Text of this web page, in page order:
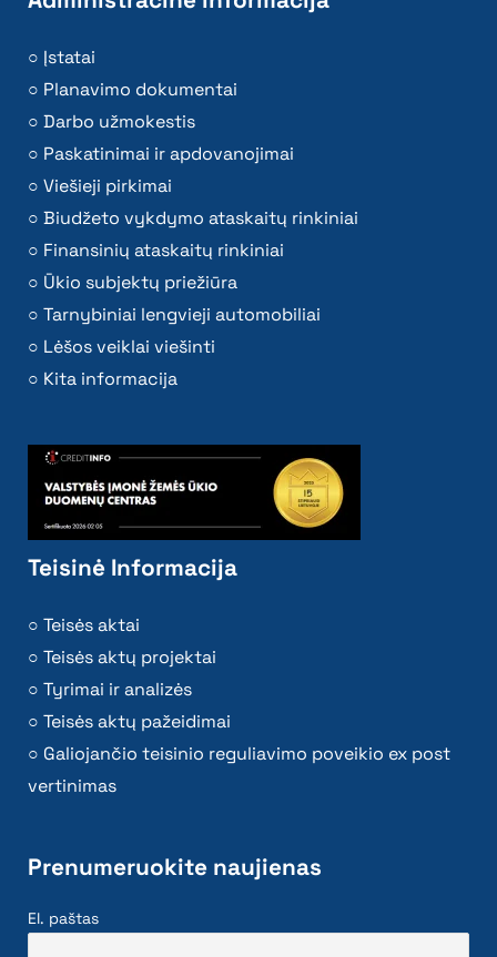
Įstatai
Planavimo dokumentai
Darbo užmokestis
Paskatinimai ir apdovanojimai
Viešieji pirkimai
Biudžeto vykdymo ataskaitų rinkiniai
Finansinių ataskaitų rinkiniai
Ūkio subjektų priežiūra
Tarnybiniai lengvieji automobiliai
Lėšos veiklai viešinti
Kita informacija
Teisinė Informacija
Teisės aktai
Teisės aktų projektai
Tyrimai ir analizės
Teisės aktų pažeidimai
Galiojančio teisinio reguliavimo poveikio ex post
vertinimas
Prenumeruokite naujienas
El. paštas